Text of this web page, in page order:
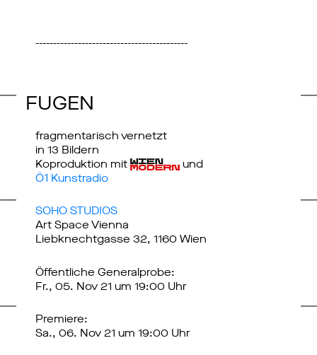
-------------------------------------------
FUGEN
fragmentarisch vernetzt
in 13 Bildern
Koproduktion mit
und
Ö1 Kunstradio
SOHO STUDIOS
Art Space Vienna
Liebknechtgasse 32, 1160 Wien
Öffentliche Generalprobe:
Fr., 05. Nov 21 um 19:00 Uhr
Premiere:
Sa., 06. Nov 21 um 19:00 Uhr